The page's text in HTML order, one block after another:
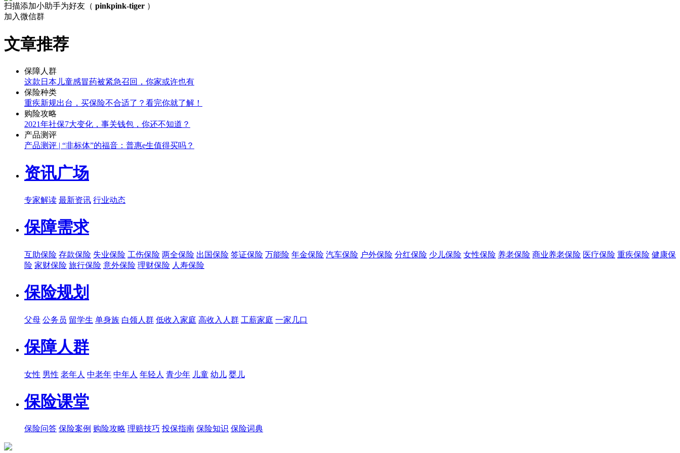
扫描添加小助手为好友（ pinkpink-tiger ）
加入微信群
文章推荐
保障人群
这款日本儿童感冒药被紧急召回，你家或许也有
保险种类
重疾新规出台，买保险不合适了？看完你就了解！
购险攻略
2021年社保7大变化，事关钱包，你还不知道？
产品测评
产品测评 | “非标体”的福音：普惠e生值得买吗？
资讯广场
专家解读 最新资讯 行业动态
保障需求
互助保险 存款保险 失业保险 工伤保险 两全保险 出国保险 签证保险 万能险 年金保险 汽车保险 户外保险 分红保险 少儿保险 女性保险 养老保险 商业养老保险 医疗保险 重疾保险 健康保
险 家财保险 旅行保险 意外保险 理财保险 人寿保险
保险规划
父母 公务员 留学生 单身族 白领人群 低收入家庭 高收入人群 工薪家庭 一家几口
保障人群
女性 男性 老年人 中老年 中年人 年轻人 青少年 儿童 幼儿 婴儿
保险课堂
保险问答 保险案例 购险攻略 理赔技巧 投保指南 保险知识 保险词典